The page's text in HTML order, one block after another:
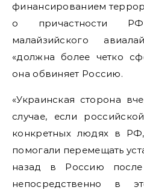
финансированием
о причастности
малайзийского
«должна более четко
она обвиняет Россию.
«Украинская сторона
случае, если
конкретных людях в
помогали перемещать
назад в Россию
непосредственно в